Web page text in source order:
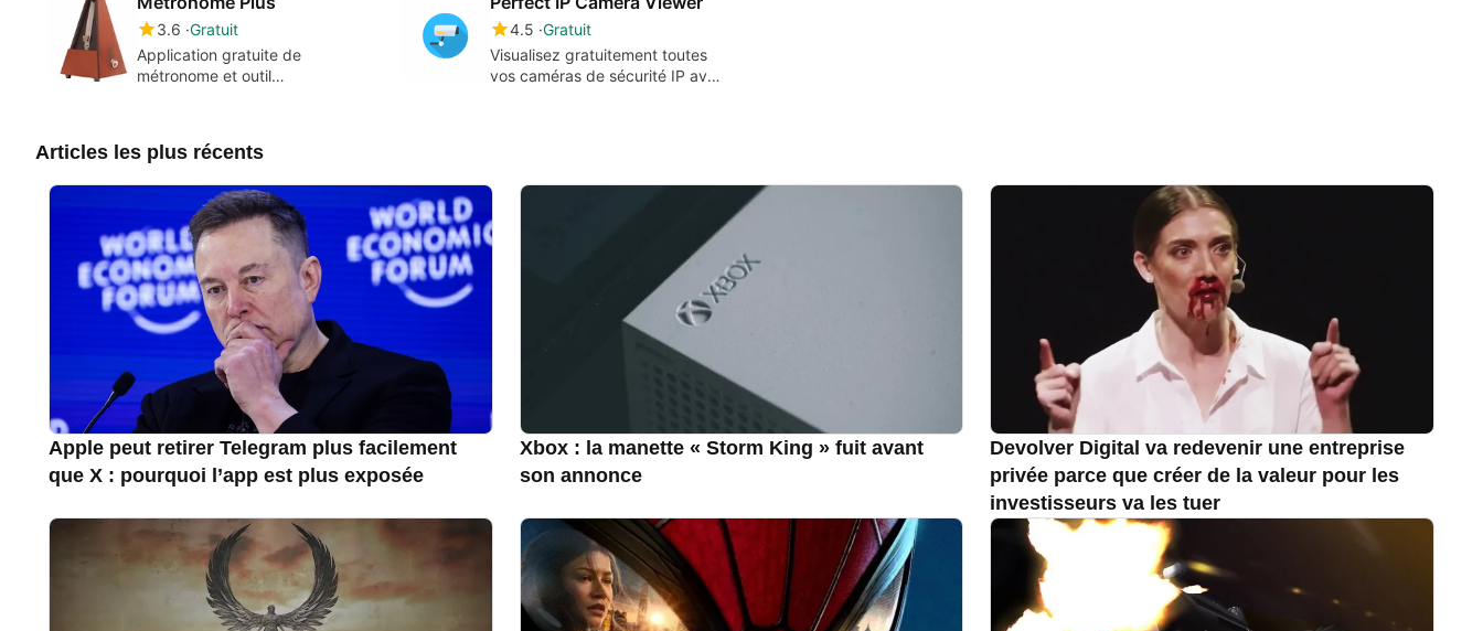
3.6 Gratuit
Application gratuite de
métronome et outil
4.5 Gratuit
Visualisez gratuitement toutes
vos caméras de sécurité IP avec
Articles les plus récents
Apple peut retirer Telegram plus facilement
que X : pourquoi l’app est plus exposée
Xbox : la manette « Storm King » fuit avant
son annonce
Devolver Digital va redevenir une entreprise
privée parce que créer de la valeur pour les
investisseurs va les tuer